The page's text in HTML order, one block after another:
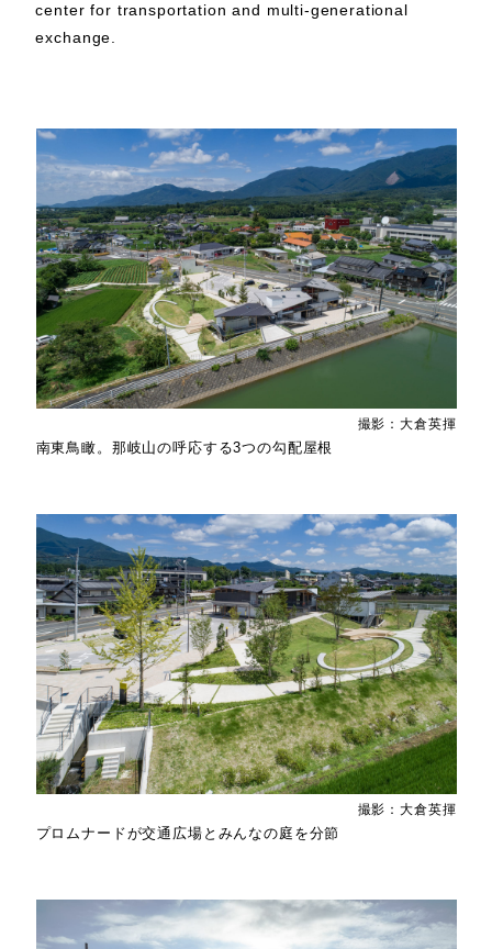
center for transportation and multi-generational
exchange.
南東鳥瞰。那岐山の呼応する3つの勾配屋根
撮影：大倉英揮
プロムナードが交通広場とみんなの庭を分節
撮影：大倉英揮